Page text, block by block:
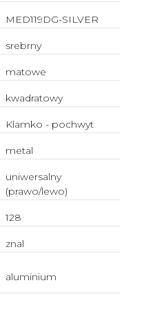
MED119DG-SILVER
srebrny
matowe
kwadratowy
Klamko - pochwyt
metal
uniwersalny
(prawo/lewo)
128
znal
aluminium